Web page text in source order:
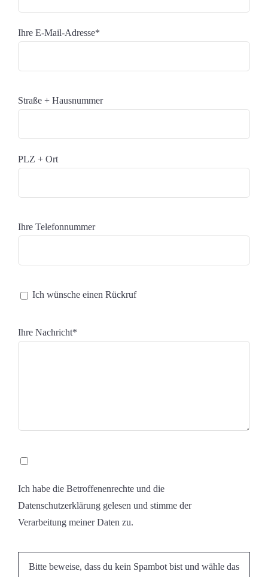
Ihre E-Mail-Adresse*
Straße + Hausnummer
PLZ + Ort
Ihre Telefonnummer
Ich wünsche einen Rückruf
Ihre Nachricht*
Ich habe die Betroffenenrechte und die
Datenschutzerklärung gelesen und stimme der
Verarbeitung meiner Daten zu.
Bitte beweise, dass du kein Spambot bist und wähle das